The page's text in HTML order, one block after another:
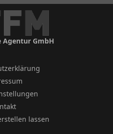
Agentur GmbH
lassen